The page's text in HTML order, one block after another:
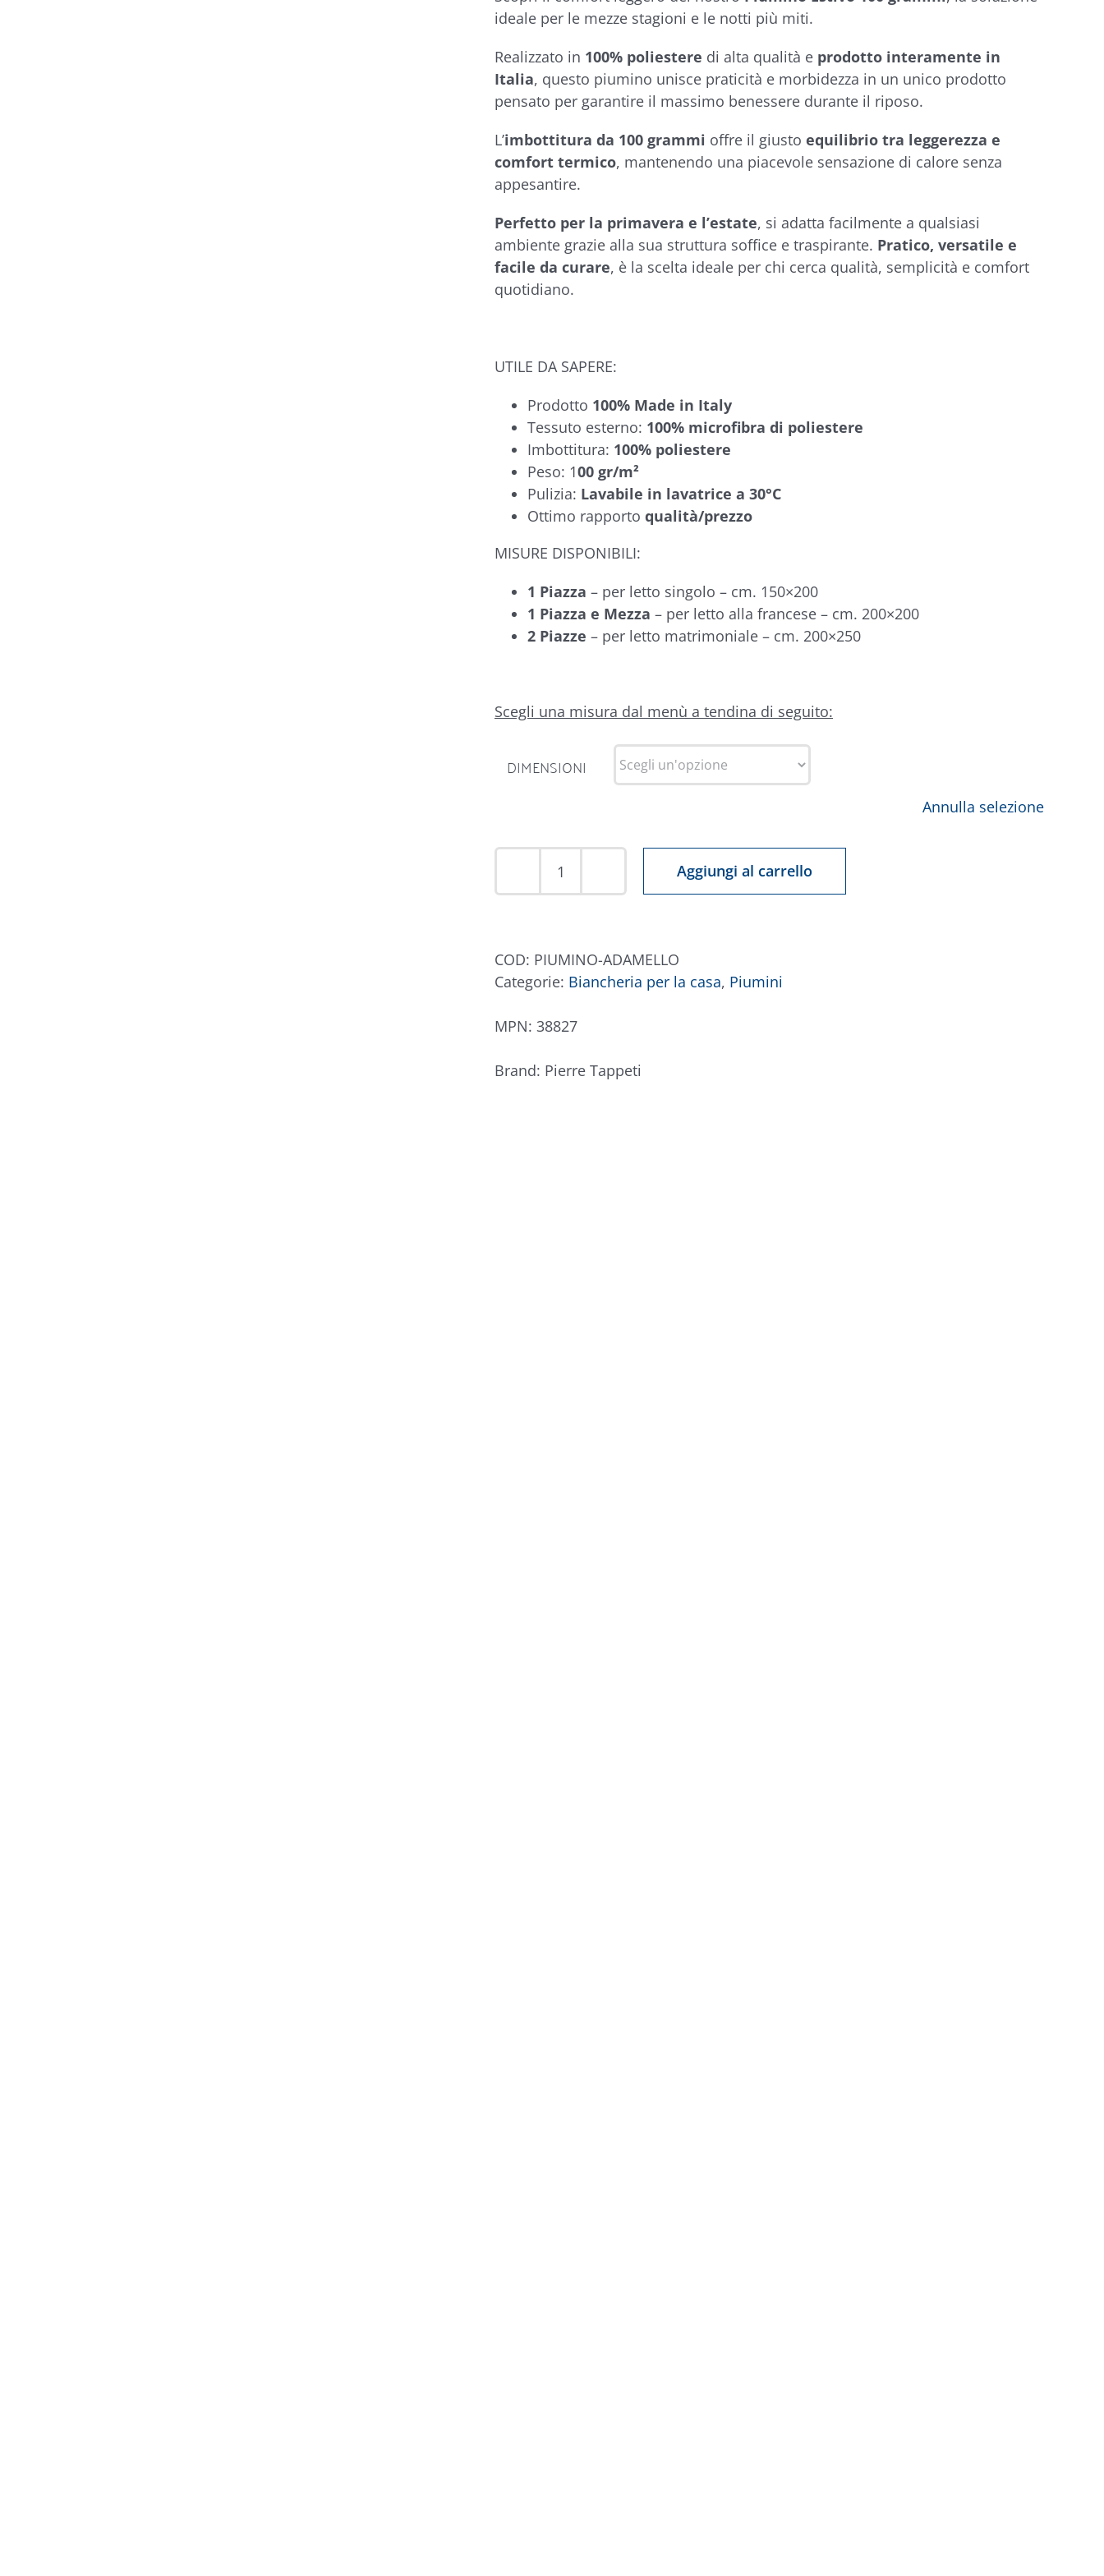
ideale per le mezze stagioni e le notti più miti.
Realizzato in 100% poliestere di alta qualità e prodotto interamente in
Italia, questo piumino unisce praticità e morbidezza in un unico prodotto
pensato per garantire il massimo benessere durante il riposo.
L’imbottitura da 100 grammi offre il giusto equilibrio tra leggerezza e
comfort termico, mantenendo una piacevole sensazione di calore senza
appesantire.
Perfetto per la primavera e l’estate, si adatta facilmente a qualsiasi
ambiente grazie alla sua struttura soffice e traspirante. Pratico, versatile e
facile da curare, è la scelta ideale per chi cerca qualità, semplicità e comfort
quotidiano.
UTILE DA SAPERE:
Prodotto 100% Made in Italy
Tessuto esterno: 100% microfibra di poliestere
Imbottitura: 100% poliestere
Peso: 100 gr/m²
Pulizia: Lavabile in lavatrice a 30°C
Ottimo rapporto qualità/prezzo
MISURE DISPONIBILI:
1 Piazza – per letto singolo – cm. 150×200
1 Piazza e Mezza – per letto alla francese – cm. 200×200
2 Piazze – per letto matrimoniale – cm. 200×250
Scegli una misura dal menù a tendina di seguito:
DIMENSIONI
Annulla selezione
Piumino
grammi
ADAMELLO
Aggiungi al carrello
COD: PIUMINO-ADAMELLO
Categorie: Biancheria per la casa, Piumini
MPN: 38827
Brand: Pierre Tappeti